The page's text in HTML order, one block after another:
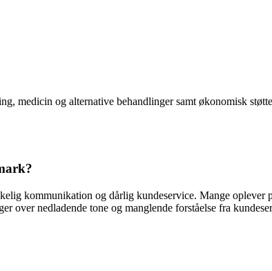
medicin og alternative behandlinger samt økonomisk
kommunikation og dårlig kundeservice. Mange oplever
over nedladende tone og manglende forståelse fra